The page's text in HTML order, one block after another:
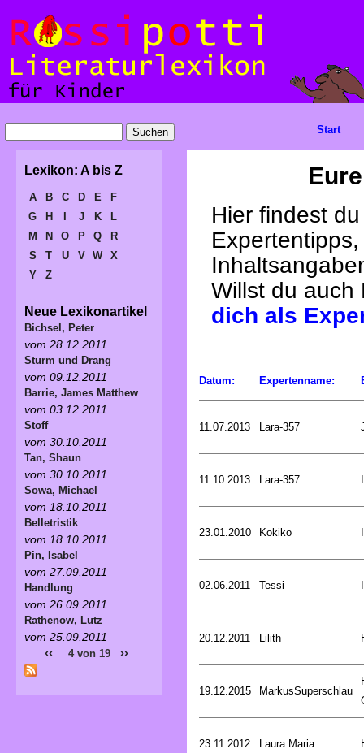
Hier findest
Willst du
dich als
Datum: Expertenname:
11.07.2013 Lara-357
11.10.2013 Lara-357
23.01.2010 Kokiko
02.06.2011 Tessi
20.12.2011 Lilith
19.12.2015 MarkusSuperschlau
23.11.2012 Laura Maria
Start
Lexikon: A bis Z
A B C D E
F
G
H J K
L
M
N O P Q
R
S
T U V W
X
Y
Z
Neue Lexikonartikel
Bichsel, Peter
vom 28.12.2011
Sturm und Drang
vom 09.12.2011
Barrie, James Matthew
vom 03.12.2011
Stoff
vom 30.10.2011
Tan, Shaun
vom 30.10.2011
Sowa, Michael
vom 18.10.2011
Belletristik
vom 18.10.2011
Pin, Isabel
vom 27.09.2011
Handlung
vom 26.09.2011
Rathenow, Lutz
vom 25.09.2011
‹‹ 4 von 19 ››